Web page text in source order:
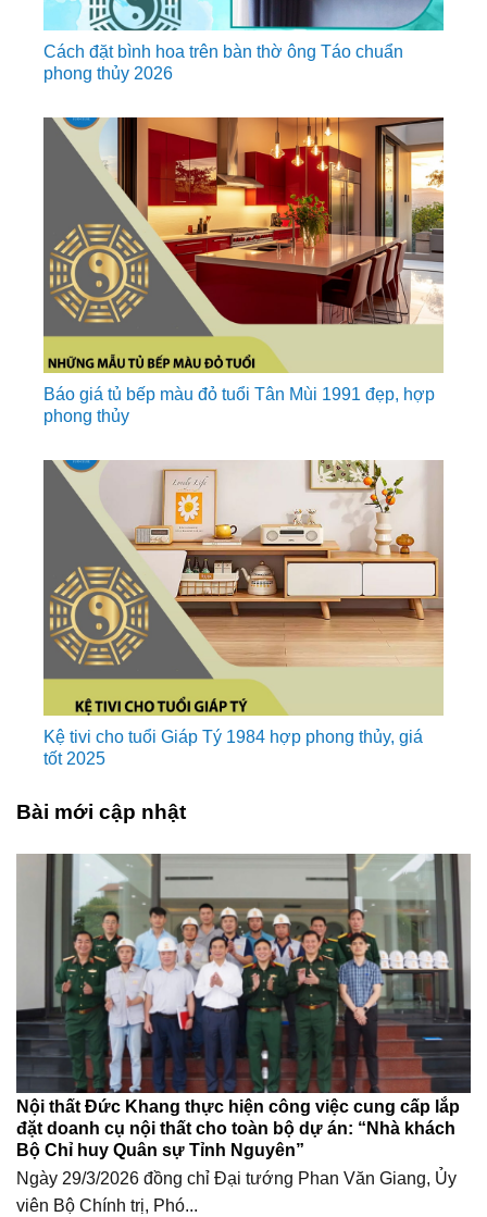
Cách đặt bình hoa trên bàn thờ ông Táo chuẩn
phong thủy 2026
Báo giá tủ bếp màu đỏ tuổi Tân Mùi 1991 đẹp, hợp
phong thủy
Kệ tivi cho tuổi Giáp Tý 1984 hợp phong thủy, giá
tốt 2025
Bài mới cập nhật
Nội thất Đức Khang thực hiện công việc cung cấp lắp
đặt doanh cụ nội thất cho toàn bộ dự án: “Nhà khách
Bộ Chỉ huy Quân sự Tỉnh Nguyên”
Ngày 29/3/2026 đồng chỉ Đại tướng Phan Văn Giang, Ủy
viên Bộ Chính trị, Phó...